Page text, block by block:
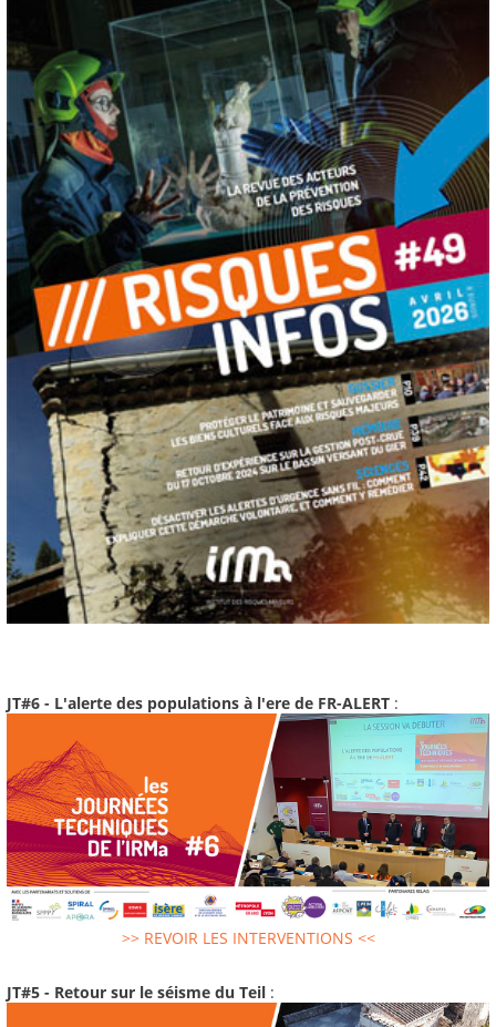
JT#6 - L'alerte des populations à l'ere de FR-ALERT :
>> REVOIR LES INTERVENTIONS <<
JT#5 - Retour sur le séisme du Teil :